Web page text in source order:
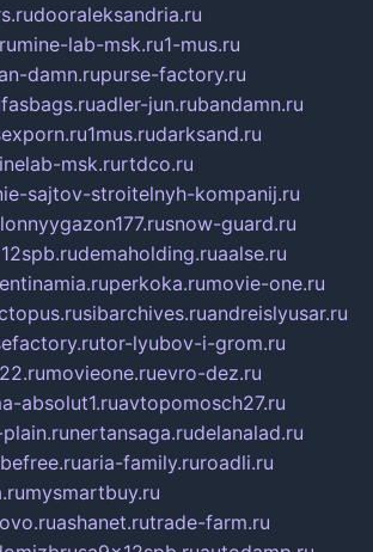
dooraleksandria.ru
mine-lab-msk.ru1-mus.ru
damn.rupurse-factory.ru
fasbags.ruadler-jun.rubandamn.ru
1mus.rudarksand.ru
msk.rurtdco.ru
sajtov-stroitelnyh-kompanij.ru
snow-guard.ru
demaholding.ruaalse.ru
perkoka.rumovie-one.ru
sibarchives.ruandreislyusar.ru
tor-lyubov-i-grom.ru
movieone.ruevro-dez.ru
absolut1.ruavtopomosch27.ru
nertansaga.rudelanalad.ru
aria-family.ruroadli.ru
mysmartbuy.ru
ashanet.rutrade-farm.ru